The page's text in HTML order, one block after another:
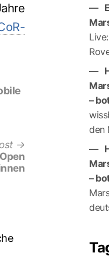
Next
post:
–
den
–